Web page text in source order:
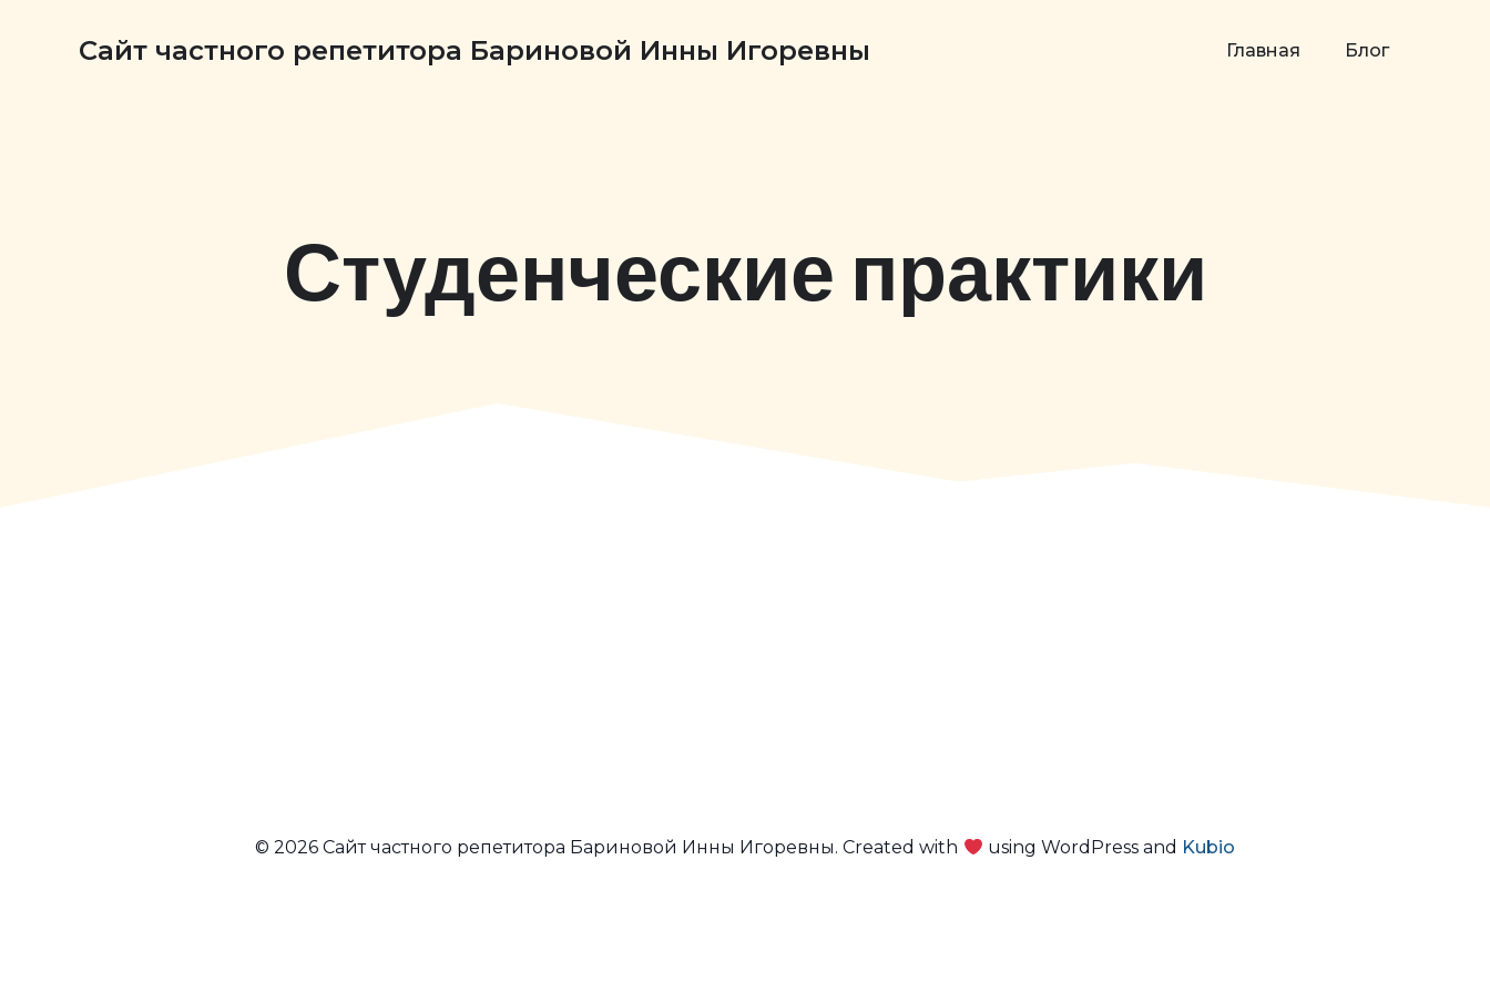
Сайт частного репетитора Бариновой Инны Игоревны Главная Блог
Студенческие практики
© 2026 Сайт частного репетитора Бариновой Инны Игоревны. Created with using WordPress and Kubio